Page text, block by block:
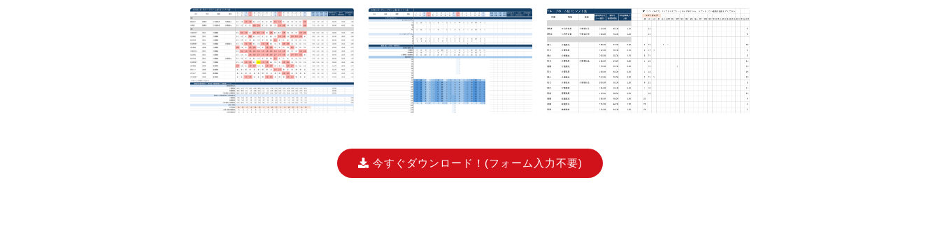
今すぐダウンロード！ (フォーム入力不要)